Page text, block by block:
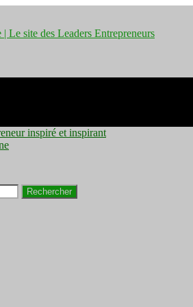
Pourquoi
inspiré et inspirant